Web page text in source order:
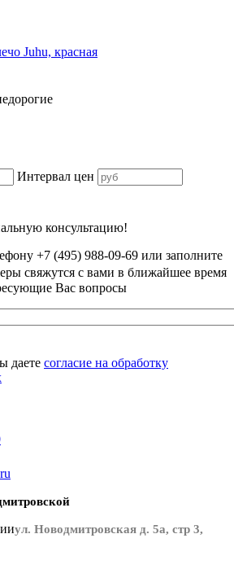
Juhu, красная
Интервал цен
консультацию!
+7 (495) 988-09-69 или заполните
свяжутся с вами в ближайшее время
Вас вопросы
даете согласие на обработку
ул. Новодмитровская д. 5а, стр 3,